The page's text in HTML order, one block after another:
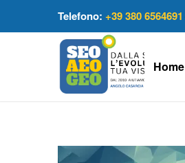
Telefono: +39 380 6564691
Home